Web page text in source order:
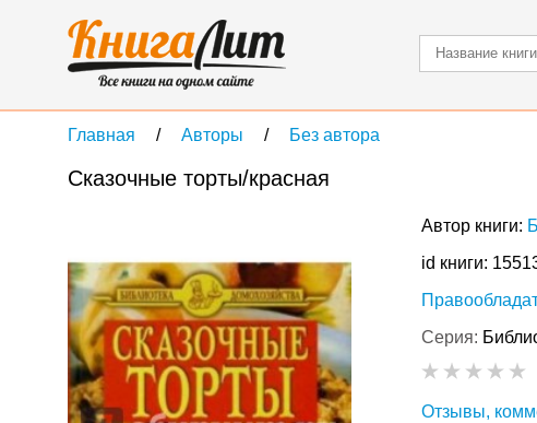
Главная Авторы Без автора
Сказочные торты/красная
Автор книги:
id книги:
Серия:
Отзывы,